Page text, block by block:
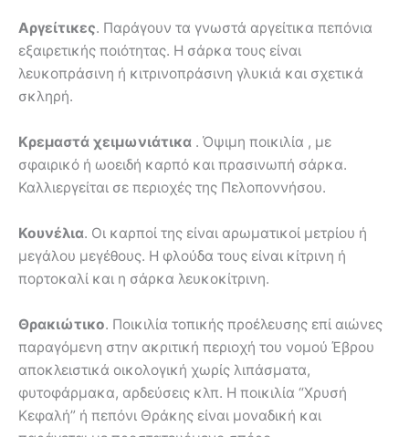
Αργείτικες. Παράγουν τα γνωστά αργείτικα πεπόνια
εξαιρετικής ποιότητας. Η σάρκα τους είναι
λευκοπράσινη ή κιτρινοπράσινη γλυκιά και σχετικά
σκληρή.
Κρεμαστά χειμωνιάτικα . Όψιμη ποικιλία , με
σφαιρικό ή ωοειδή καρπό και πρασινωπή σάρκα.
Καλλιεργείται σε περιοχές της Πελοποννήσου.
Κουνέλια. Οι καρποί της είναι αρωματικοί μετρίου ή
μεγάλου μεγέθους. Η φλούδα τους είναι κίτρινη ή
πορτοκαλί και η σάρκα λευκοκίτρινη.
Θρακιώτικο. Ποικιλία τοπικής προέλευσης επί αιώνες
παραγόμενη στην ακριτική περιοχή του νομού Έβρου
αποκλειστικά οικολογική χωρίς λιπάσματα,
φυτοφάρμακα, αρδεύσεις κλπ. H ποικιλία “Χρυσή
Κεφαλή” ή πεπόνι Θράκης είναι μοναδική και